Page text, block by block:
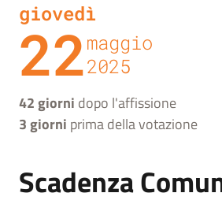
giovedì
22maggio
2025
42 giorni dopo l'affissione
3 giorni prima della votazione
Scadenza